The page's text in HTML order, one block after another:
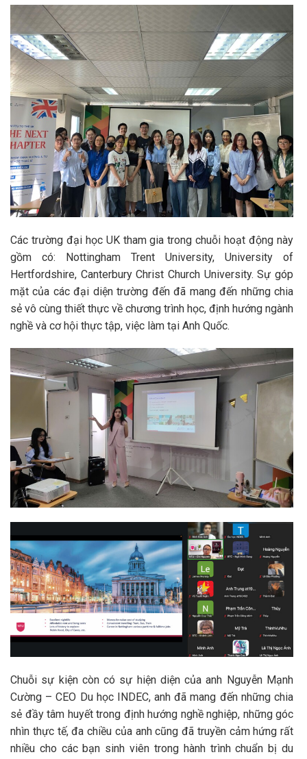
Các trường đại học UK tham gia trong chuỗi hoạt động này
gồm có: Nottingham Trent University, University of
Hertfordshire, Canterbury Christ Church University. Sự góp
mặt của các đại diện trường đến đã mang đến những chia
sẻ vô cùng thiết thực về chương trình học, định hướng ngành
nghề và cơ hội thực tập, việc làm tại Anh Quốc.
Chuỗi sự kiện còn có sự hiện diện của anh Nguyễn Mạnh
Cường – CEO Du học INDEC, anh đã mang đến những chia
sẻ đầy tâm huyết trong định hướng nghề nghiệp, những góc
nhìn thực tế, đa chiều của anh cũng đã truyền cảm hứng rất
nhiều cho các bạn sinh viên trong hành trình chuẩn bị du